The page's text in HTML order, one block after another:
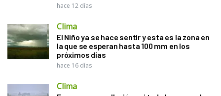
hace 12 días
Clima
El Niño ya se hace sentir y esta es la zona en
la que se esperan hasta 100 mm en los
próximos días
hace 16 días
Clima